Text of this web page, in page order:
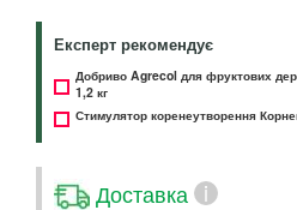
Експерт рекомендує
Добриво Agrecol для фруктових
1,2 кг
Стимулятор коренеутворення
Доставка i